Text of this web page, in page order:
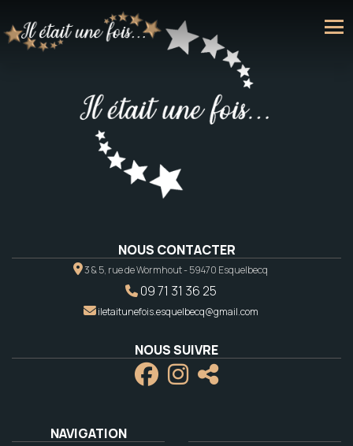
NOUS CONTACTER
3 & 5, rue de Wormhout - 59470 Esquelbecq
09 71 31 36 25
iletaitunefois.esquelbecq@gmail.com
NOUS SUIVRE
NAVIGATION